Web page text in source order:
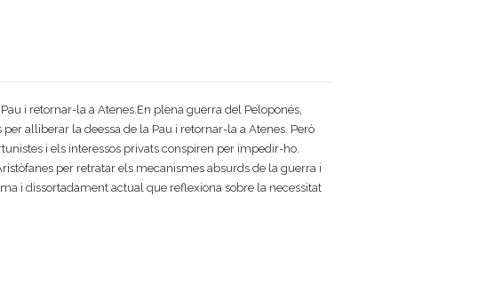
i retornar-la a Atenes.En plena guerra del Peloponés,
alliberar la deessa de la Pau i retornar-la a Atenes. Però
i els interessos privats conspiren per impedir-ho.
per retratar els mecanismes absurds de la guerra i
i dissortadament actual que reflexiona sobre la necessitat